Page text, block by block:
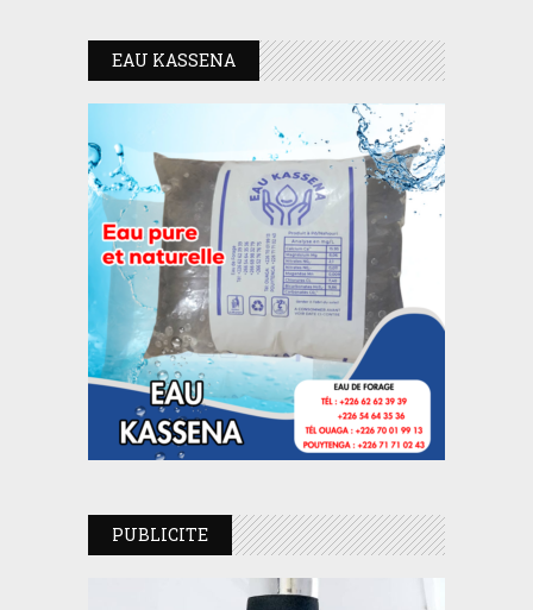
EAU KASSENA
PUBLICITE